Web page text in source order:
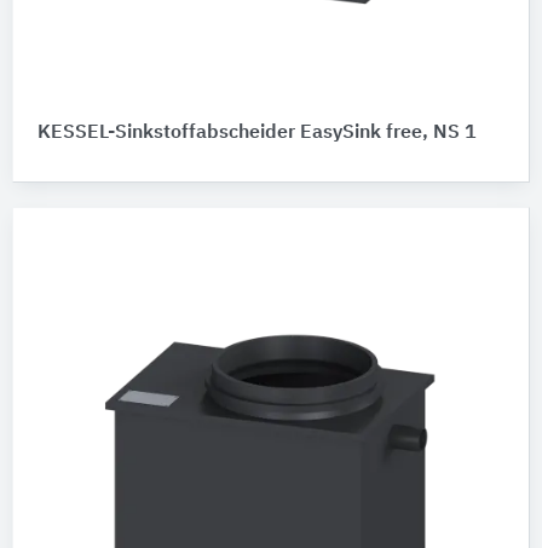
KESSEL-Sinkstoffabscheider EasySink free, NS 1